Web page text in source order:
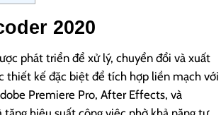
2020
phát triển để xử lý, chuyển đổi và xuất
thiết kế đặc biệt để tích hợp liền mạch với
Premiere Pro, After Effects, và